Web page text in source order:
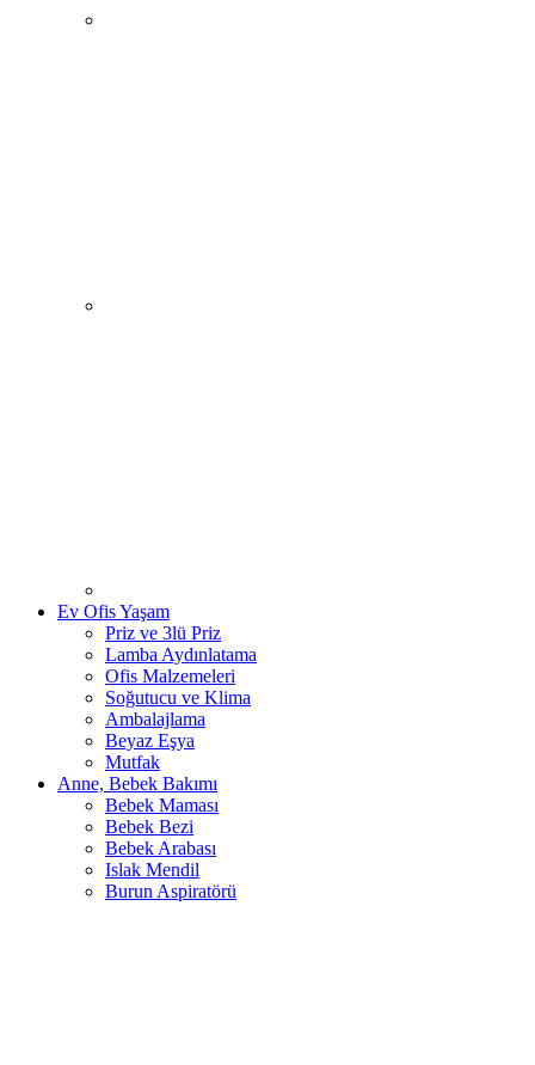
Ev Ofis Yaşam
Priz ve 3lü Priz
Lamba Aydınlatama
Ofis Malzemeleri
Soğutucu ve Klima
Ambalajlama
Beyaz Eşya
Mutfak
Anne, Bebek Bakımı
Bebek Maması
Bebek Bezi
Bebek Arabası
Islak Mendil
Burun Aspiratörü